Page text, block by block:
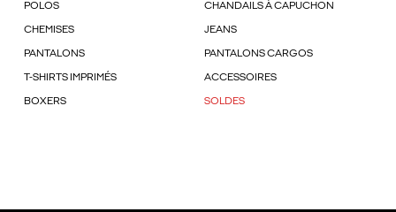
POLOS CHANDAILS À CAPUCHON
CHEMISES JEANS
PANTALONS PANTALONS CARGOS
T-SHIRTS IMPRIMÉS ACCESSOIRES
BOXERS SOLDES